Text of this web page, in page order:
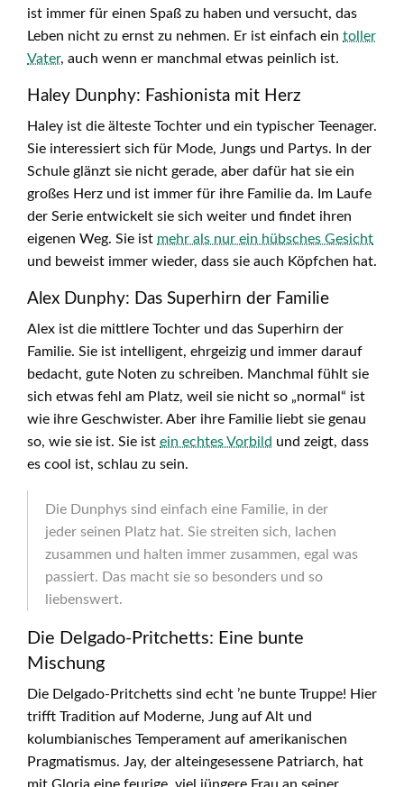
ist immer für einen Spaß zu haben und versucht, das
Leben nicht zu ernst zu nehmen. Er ist einfach ein toller
Vater, auch wenn er manchmal etwas peinlich ist.
Haley Dunphy: Fashionista mit Herz
Haley ist die älteste Tochter und ein typischer Teenager.
Sie interessiert sich für Mode, Jungs und Partys. In der
Schule glänzt sie nicht gerade, aber dafür hat sie ein
großes Herz und ist immer für ihre Familie da. Im Laufe
der Serie entwickelt sie sich weiter und findet ihren
eigenen Weg. Sie ist mehr als nur ein hübsches Gesicht
und beweist immer wieder, dass sie auch Köpfchen hat.
Alex Dunphy: Das Superhirn der Familie
Alex ist die mittlere Tochter und das Superhirn der
Familie. Sie ist intelligent, ehrgeizig und immer darauf
bedacht, gute Noten zu schreiben. Manchmal fühlt sie
sich etwas fehl am Platz, weil sie nicht so „normal“ ist
wie ihre Geschwister. Aber ihre Familie liebt sie genau
so, wie sie ist. Sie ist ein echtes Vorbild und zeigt, dass
es cool ist, schlau zu sein.
Die Dunphys sind einfach eine Familie, in der
jeder seinen Platz hat. Sie streiten sich, lachen
zusammen und halten immer zusammen, egal was
passiert. Das macht sie so besonders und so
liebenswert.
Die Delgado-Pritchetts: Eine bunte
Mischung
Die Delgado-Pritchetts sind echt ’ne bunte Truppe! Hier
trifft Tradition auf Moderne, Jung auf Alt und
kolumbianisches Temperament auf amerikanischen
Pragmatismus. Jay, der alteingesessene Patriarch, hat